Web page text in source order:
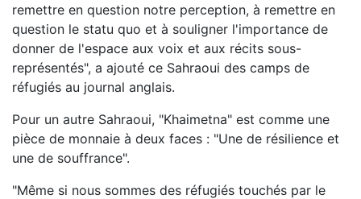
remettre en question notre perception, à remettre en
question le statu quo et à souligner l'importance de
donner de l'espace aux voix et aux récits sous-
représentés", a ajouté ce Sahraoui des camps de
réfugiés au journal anglais.
Pour un autre Sahraoui, "Khaimetna" est comme une
pièce de monnaie à deux faces : "Une de résilience et
une de souffrance".
"Même si nous sommes des réfugiés touchés par le